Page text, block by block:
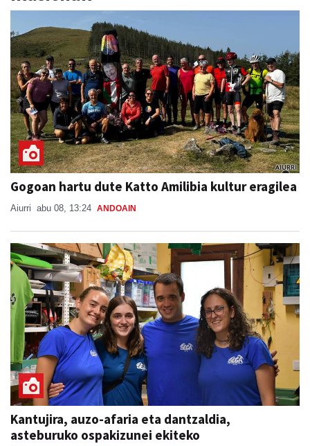
Gogoan hartu dute Katto Amilibia kultur eragilea
Aiurri abu 08, 13:24 ANDOAIN
Kantujira, auzo-afaria eta dantzaldia,
asteburuko ospakizunei ekiteko